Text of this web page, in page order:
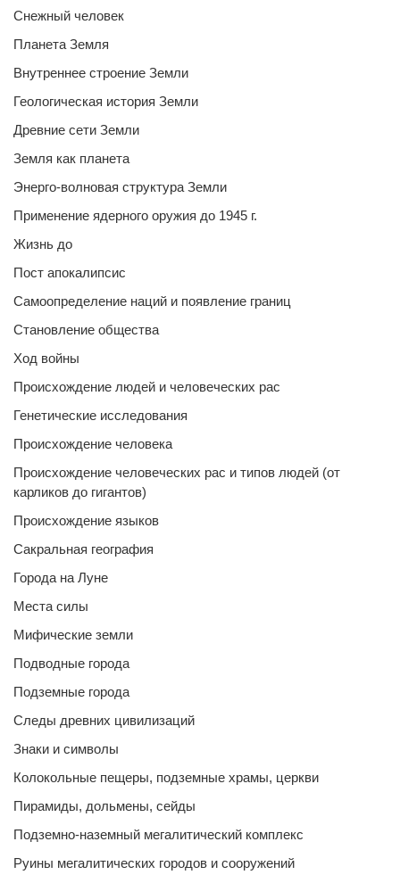
Снежный человек
Планета Земля
Внутреннее строение Земли
Геологическая история Земли
Древние сети Земли
Земля как планета
Энерго-волновая структура Земли
Применение ядерного оружия до 1945 г.
Жизнь до
Пост апокалипсис
Самоопределение наций и появление границ
Становление общества
Ход войны
Происхождение людей и человеческих рас
Генетические исследования
Происхождение человека
Происхождение человеческих рас и типов людей (от
карликов до гигантов)
Происхождение языков
Сакральная география
Города на Луне
Места силы
Мифические земли
Подводные города
Подземные города
Следы древних цивилизаций
Знаки и символы
Колокольные пещеры, подземные храмы, церкви
Пирамиды, дольмены, сейды
Подземно-наземный мегалитический комплекс
Руины мегалитических городов и сооружений